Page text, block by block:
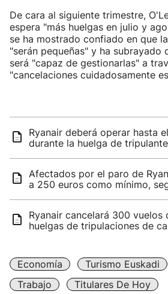
De cara al siguiente trimestre,
espera "más huelgas en julio y
se ha mostrado confiado en que
"serán pequeñas" y ha subrayado
será "capaz de gestionarlas" a
"cancelaciones cuidadosamente
Ryanair deberá operar hasta
durante la huelga de
Afectados por el paro de
a 250 euros como mínimo,
Ryanair cancelará 300 vuelos
huelgas de tripulaciones de
Economía Turismo Euskadi
Trabajo
Titulares De Hoy